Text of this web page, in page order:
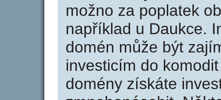
možno za poplatek
například u Daukce.
domén může být
investicím do
domény získáte